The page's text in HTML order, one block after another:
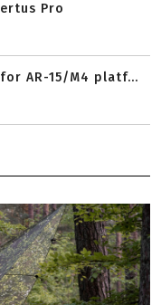
Pro
AR-15/M4 platf...